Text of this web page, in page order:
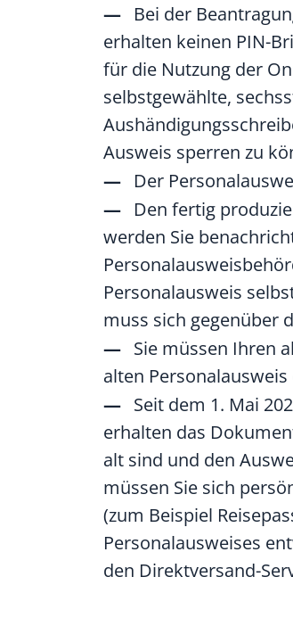
Bei der
erhalten keinen PIN-
für die Nutzung der
selbstgewählte,
Ausweis sperren zu
Der
Den fertig
werden Sie
Personalausweis
muss sich gegenüber
Sie müssen Ihren
alten
Seit dem 1. Mai
erhalten das
alt sind und den
müssen Sie sich
(zum Beispiel
Personalausweises
den Direktversand-